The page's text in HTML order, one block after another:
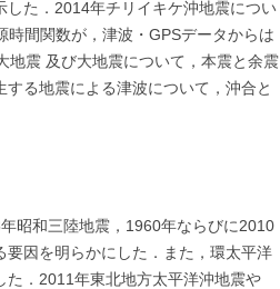
た．2014年チリイキケ沖地震につい
間関数が，津波・GPSデータからは
地震 及び大地震について，本震と余震
る地震による津波について，沖合と
昭和三陸地震，1960年ならびに2010
因を明らかにした．また，環太平洋
た．2011年東北地方太平洋沖地震や